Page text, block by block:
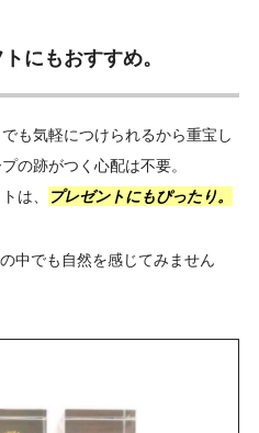
にもおすすめ。
も気軽につけられるから重宝し
の跡がつく心配は不要。
は、
プレゼントにもぴったり。
中でも自然を感じてみません